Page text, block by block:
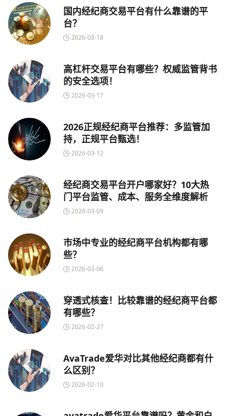
国内经纪商交易平台有什么靠谱的平
台？
2026-03-18
高杠杆交易平台有哪些？权威监管背书
的安全选项！
2026-03-17
2026正规经纪商平台推荐：多监管加
持，正规平台甄选！
2026-03-12
经纪商交易平台开户哪家好？10大热
门平台监管、成本、服务全维度解析
2026-03-09
市场中专业的经纪商平台机构都有哪
些？
2026-03-06
穿透式核查！比较靠谱的经纪商平台都
有哪些？
2026-02-27
AvaTrade爱华对比其他经纪商都有什
么区别？
2026-02-10